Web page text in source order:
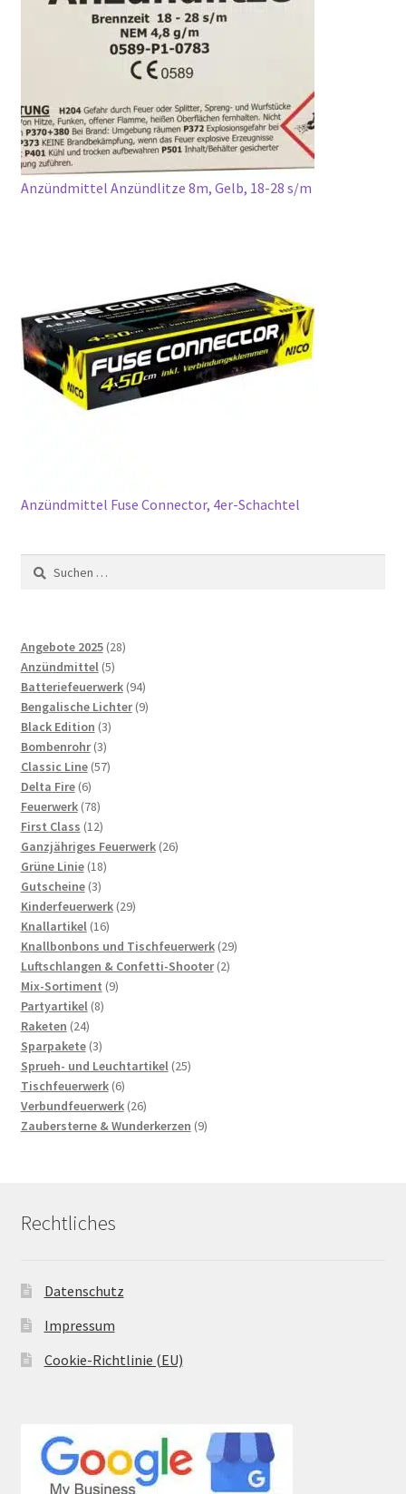
Anzündmittel Anzündlitze 8m, Gelb, 18-28 s/m
Anzündmittel Fuse Connector, 4er-Schachtel
Suchen
nach:
Angebote 2025 2828
Anzündmittel 55
Produkte
Batteriefeuerwerk 9494
Produkte
Bengalische Lichter 99
Black Edition 33
Bombenrohr 33
Produkte
Classic Line 5757
Delta Fire 66
Produkte
Feuerwerk 7878
Produkte
First Class 1212
Produkte
Ganzjähriges Feuerwerk 2626
Grüne Linie 1818
Gutscheine 33
Produkte
Kinderfeuerwerk 2929
Knallartikel 1616
Produkte
Knallbonbons und Tischfeuerwerk 2929
Luftschlangen & Confetti-Shooter 22
Mix-Sortiment 99
Partyartikel 88
Raketen 2424
Produkte
Sparpakete 33
Produkte
Sprueh- und Leuchtartikel 2525
Tischfeuerwerk 66
Produkte
Verbundfeuerwerk 2626
Produkte
Zaubersterne & Wunderkerzen 99
Rechtliches
Datenschutz
Impressum
Cookie-Richtlinie (EU)